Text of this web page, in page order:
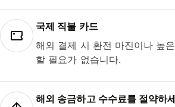
국제 직불 카드
해외 결제 시 환전 마진이나 높
할 필요가 없습니다.
해외 송금하고 수수료를 절약하